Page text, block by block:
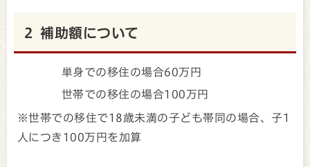
2 補助額について
単身での移住の場合60万円
世帯での移住の場合100万円
※世帯での移住で18歳未満の子ども帯同の場合、子1
人につき100万円を加算